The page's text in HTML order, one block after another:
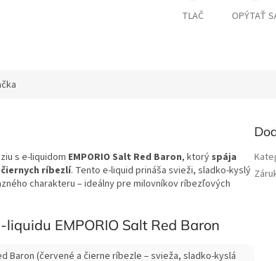
TLAČ OPÝTAŤ
s e-liquidom EMPORIO Salt Red Baron, ktorý spája
ríbezlí. Tento e-liquid prináša svieži, sladko-kyslý
charakteru – ideálny pre milovníkov ríbezľových
EMPORIO Salt Red Baron
Baron (červené a čierne ríbezle – svieža, sladko-kyslá